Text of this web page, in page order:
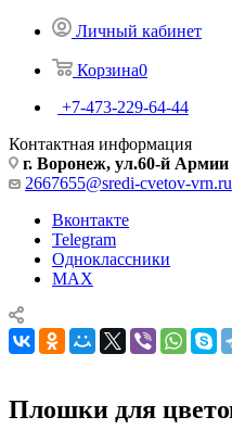
Личный кабинет
Корзина0
+7-473-229-64-44
Контактная информация
г. Воронеж, ул.60-й Армии
2667655@sredi-cvetov-vrn.ru
Вконтакте
Telegram
Одноклассники
MAX
Плошки для